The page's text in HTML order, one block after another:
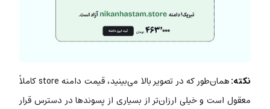
نکته:
همان‌طور که در تصویر بالا می‌بینید، قیمت دامنه store کاملاً
معقول است و خیلی ارزان‌تر از بسیاری از پسوندها در دسترس قرار